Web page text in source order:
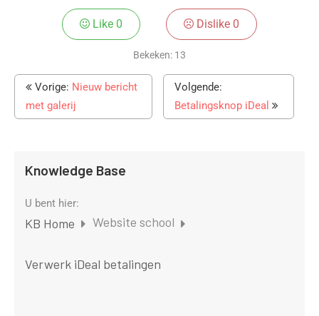
Like 0 Dislike 0
Bekeken: 13
Vorige: Nieuw bericht
met galerij
Volgende:
Betalingsknop iDeal
Knowledge Base
U bent hier:
KB Home Website school
Verwerk iDeal betalingen